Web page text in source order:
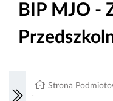
BIP MJO -
Strona